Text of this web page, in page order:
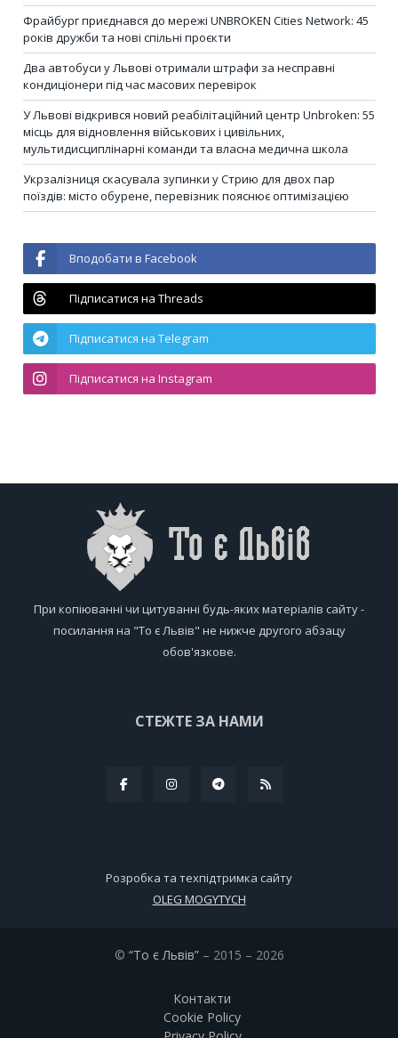
Фрайбург приєднався до мережі UNBROKEN Cities Network: 45
років дружби та нові спільні проєкти
Два автобуси у Львові отримали штрафи за несправні
кондиціонери під час масових перевірок
У Львові відкрився новий реабілітаційний центр Unbroken: 55
місць для відновлення військових і цивільних,
мультидисциплінарні команди та власна медична школа
Укрзалізниця скасувала зупинки у Стрию для двох пар
поїздів: місто обурене, перевізник пояснює оптимізацією
Вподобати в Facebook
Підписатися на Threads
Підписатися на Telegram
Підписатися на Instagram
При копіюванні чи цитуванні будь-яких матеріалів сайту -
посилання на "То є Львів" не нижче другого абзацу
обов'язкове.
СТЕЖТЕ ЗА НАМИ
Розробка та техпідтримка сайту
OLEG MOGYTYCH
© “То є Львів”– 2015 – 2026
Контакти
Cookie Policy